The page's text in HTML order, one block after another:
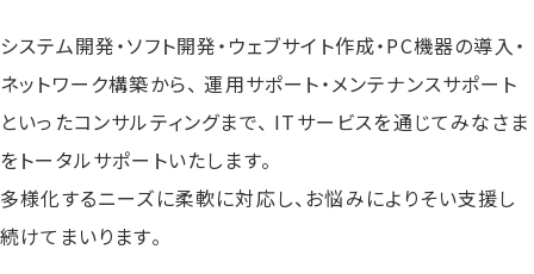
システム開発・ソフト開発・ウェブサイト作成・PC機器の導入・
ネットワーク構築から、 運用サポート・メンテナンスサポート
といったコンサルティングまで、 ITサービスを通じてみなさま
をトータルサポートいたします。
多様化するニーズに柔軟に対応し、お悩みによりそい支援し
続けてまいります。